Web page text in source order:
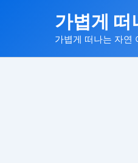
로
가볍게 떠
가볍게 떠나는 자연